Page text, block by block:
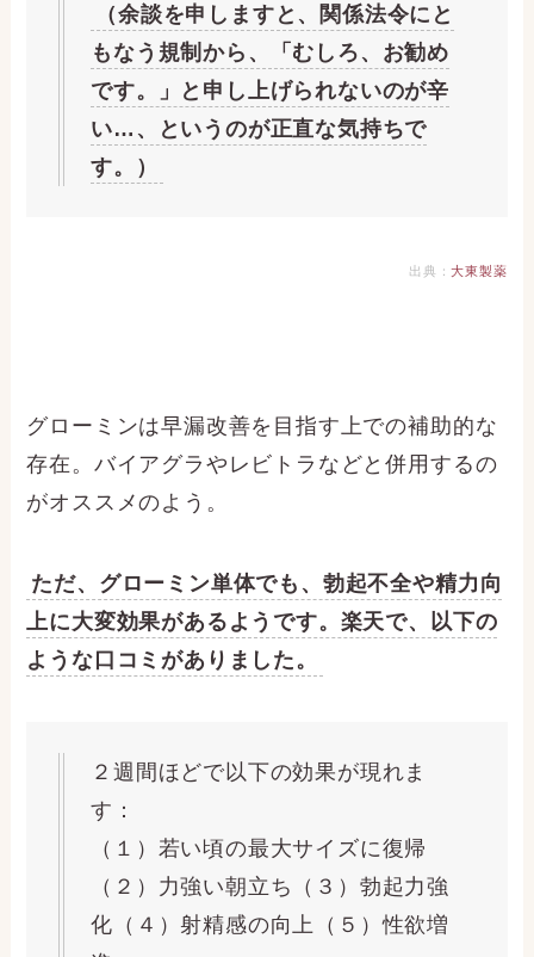
（余談を申しますと、関係法令にと
もなう規制から、「むしろ、お勧め
です。」と申し上げられないのが辛
い…、というのが正直な気持ちで
す。）
出典：大東製薬
グローミンは早漏改善を目指す上での補助的な
存在。バイアグラやレビトラなどと併用するの
がオススメのよう。
ただ、グローミン単体でも、勃起不全や精力向
上に大変効果があるようです。楽天で、以下の
ような口コミがありました。
２週間ほどで以下の効果が現れま
す：
（１）若い頃の最大サイズに復帰
（２）力強い朝立ち（３）勃起力強
化（４）射精感の向上（５）性欲増